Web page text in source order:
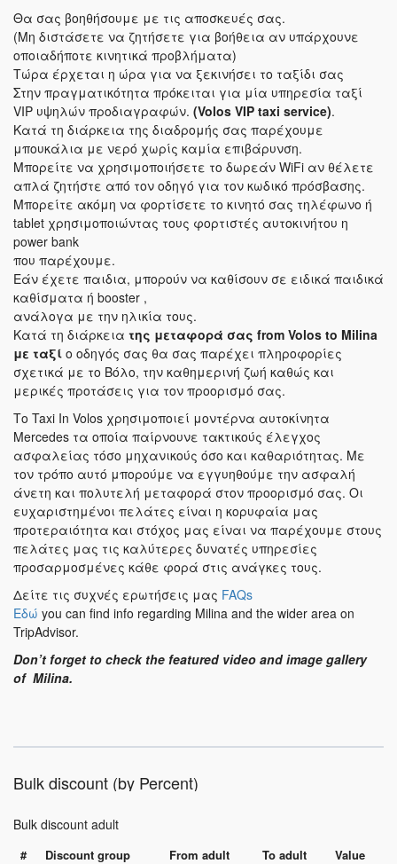
Θα σας βοηθήσουμε με τις αποσκευές σας.
(Μη διστάσετε να ζητήσετε για βοήθεια αν υπάρχουνε
οποιαδήποτε κινητικά προβλήματα)
Τώρα έρχεται η ώρα για να ξεκινήσει το ταξίδι σας
Στην πραγματικότητα πρόκειται για μία υπηρεσία ταξί
VIP υψηλών προδιαγραφών. (Volos VIP taxi service).
Κατά τη διάρκεια της διαδρομής σας παρέχουμε
μπουκάλια με νερό χωρίς καμία επιβάρυνση.
Μπορείτε να χρησιμοποιήσετε το δωρεάν WiFi αν θέλετε
απλά ζητήστε από τον οδηγό για τον κωδικό πρόσβασης.
Μπορείτε ακόμη να φορτίσετε το κινητό σας τηλέφωνο ή
tablet χρησιμοποιώντας τους φορτιστές αυτοκινήτου η
power bank
που παρέχουμε.
Εάν έχετε παιδια, μπορούν να καθίσουν σε ειδικά παιδικά
καθίσματα ή booster ,
ανάλογα με την ηλικία τους.
Κατά τη διάρκεια της μεταφορά σας from Volos to Milina
με ταξί ο οδηγός σας θα σας παρέχει πληροφορίες
σχετικά με το Βόλο, την καθημερινή ζωή καθώς και
μερικές προτάσεις για τον προορισμό σας.
Το Taxi In Volos χρησιμοποιεί μοντέρνα αυτοκίνητα
Mercedes τα οποία παίρνουνε τακτικούς έλεγχος
ασφαλείας τόσο μηχανικούς όσο και καθαριότητας. Με
τον τρόπο αυτό μπορούμε να εγγυηθούμε την ασφαλή
άνετη και πολυτελή μεταφορά στον προορισμό σας. Οι
ευχαριστημένοι πελάτες είναι η κορυφαία μας
προτεραιότητα και στόχος μας είναι να παρέχουμε στους
πελάτες μας τις καλύτερες δυνατές υπηρεσίες
προσαρμοσμένες κάθε φορά στις ανάγκες τους.
Δείτε τις συχνές ερωτήσεις μας FAQs
Εδώ you can find info regarding Milina and the wider area on
TripAdvisor.
Don’t forget to check the featured video and image gallery
of Milina.
Bulk discount (by Percent)
Bulk discount adult
# Discount group From adult To adult
Value